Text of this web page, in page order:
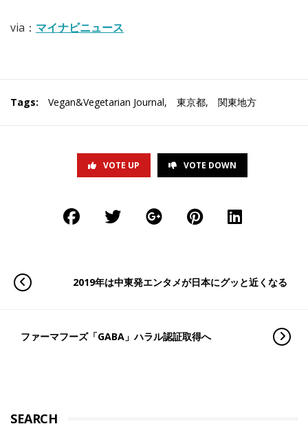
via： マイナビニュース
Tags: Vegan&Vegetarian Journal, 東京都, 関東地方
VOTE UP VOTE DOWN
2019年は中東発エンタメが日本にグッと近くなる
ファーマフーズ「GABA」ハラル認証取得へ
SEARCH